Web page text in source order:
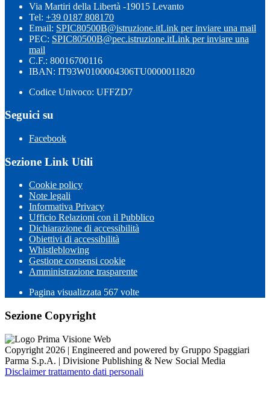
Via Martiri della Libertà -19015 Levanto
Tel: +39 0187 808170
Email: SPIC80500B@istruzione.itLink per inviare una mail
PEC: SPIC80500B@pec.istruzione.itLink per inviare una
mail
C.F.: 80016700116
IBAN: IT93W0100004306TU0000011820
Codice Univoco: UFFZD7
Seguici su
Facebook
Sezione Link Utili
Cookie policy
Note legali
Informativa Privacy
Ufficio Relazioni con il Pubblico
Dichiarazione di accessibilità
Obiettivi di accessibilità
Whistleblowing
Gestione consensi cookie
Amministrazione trasparente
Pagina visualizzata 567 volte
Sezione Copyright
Copyright 2026 | Engineered and powered by Gruppo Spaggiari
Parma S.p.A. | Divisione Publishing & New Social Media
Disclaimer trattamento dati personali